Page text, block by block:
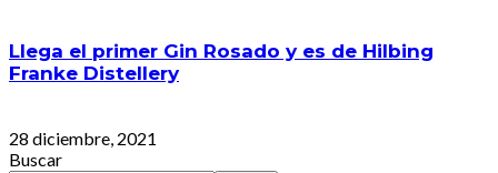
Llega el primer Gin Rosado y es de Hilbing
Franke Distellery
28 diciembre, 2021
Buscar